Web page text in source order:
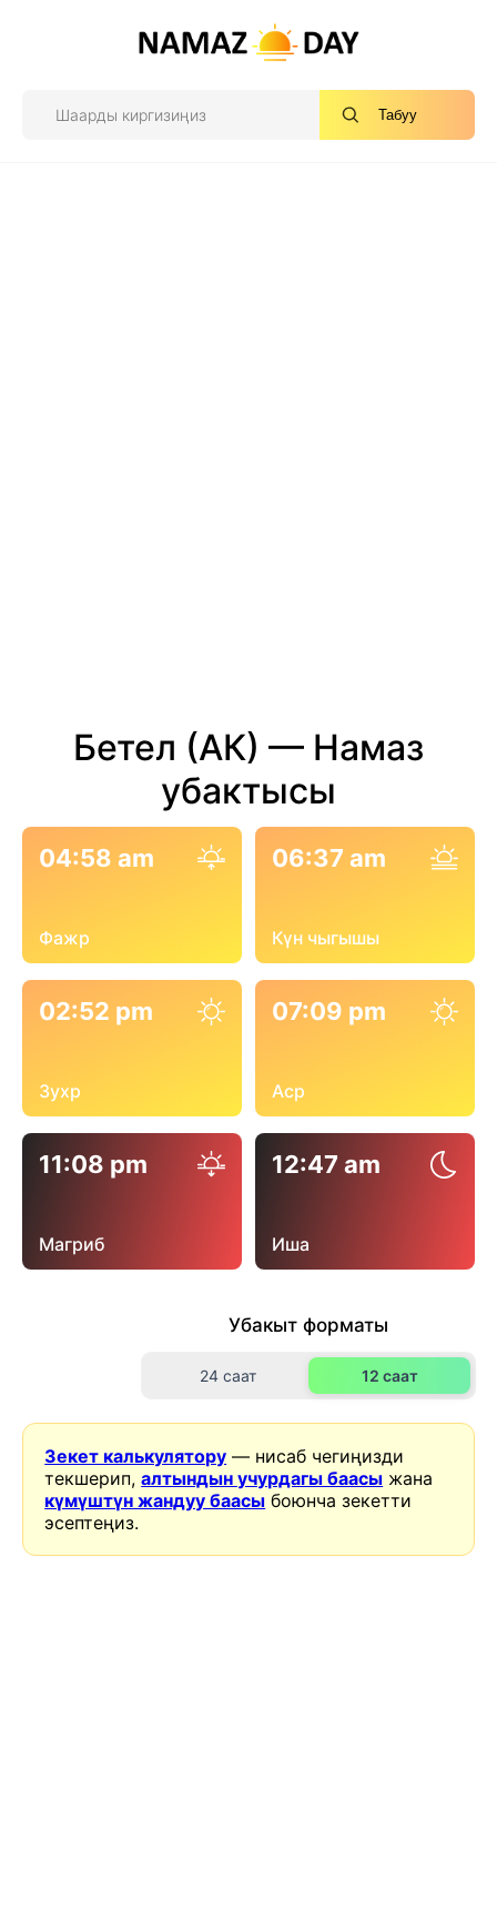
Табуу
Бетел (АК) — Намаз
убактысы
04:58 am
Фажр
06:37 am
Күн чыгышы
02:52 pm
Зухр
07:09 pm
Аср
11:08 pm
Магриб
12:47 am
Иша
Убакыт форматы
24 саат 12 саат
Зекет калькулятору — нисаб чегиңизди
текшерип,алтындын учурдагы баасы жана
күмүштүн жандуу баасы боюнча зекетти
эсептеңиз.